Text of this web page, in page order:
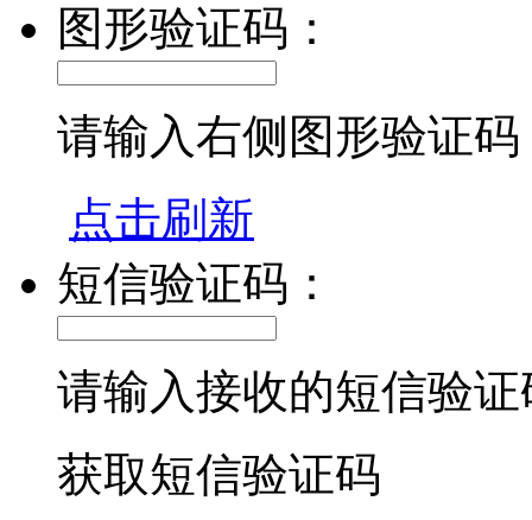
图形验证码：
请输入右侧图形验证码
点击刷新
短信验证码：
请输入接收的短信验证
获取短信验证码